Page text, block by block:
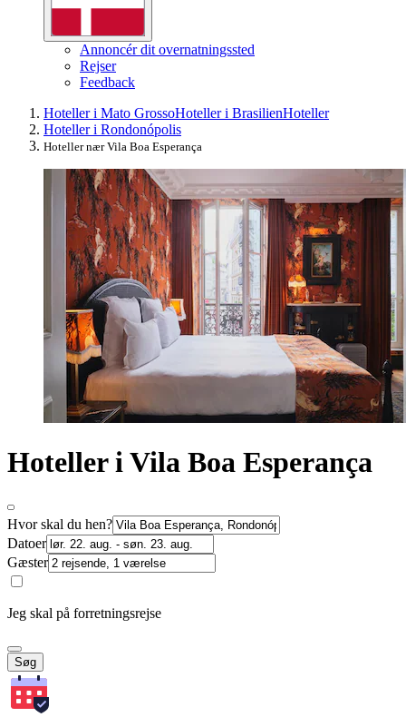
Annoncér dit overnatningssted
Rejser
Feedback
Hoteller i Mato GrossoHoteller i BrasilienHoteller
Hoteller i Rondonópolis
Hoteller nær Vila Boa Esperança
Hoteller i Vila Boa Esperança
Hvor skal du hen?
Datoer
Gæster
Jeg skal på forretningsrejse
Søg